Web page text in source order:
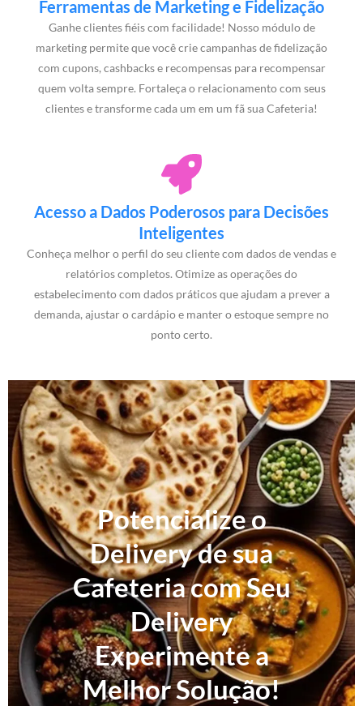
Ferramentas de Marketing e Fidelização
Ganhe clientes fiéis com facilidade! Nosso módulo de
marketing permite que você crie campanhas de fidelização
com cupons, cashbacks e recompensas para recompensar
quem volta sempre. Fortaleça o relacionamento com seus
clientes e transforme cada um em um fã sua Cafeteria!
Acesso a Dados Poderosos para Decisões
Inteligentes
Conheça melhor o perfil do seu cliente com dados de vendas e
relatórios completos. Otimize as operações do
estabelecimento com dados práticos que ajudam a prever a
demanda, ajustar o cardápio e manter o estoque sempre no
ponto certo.
Potencialize o
Delivery de sua
Cafeteria com Seu
Delivery
Experimente a
Melhor Solução!